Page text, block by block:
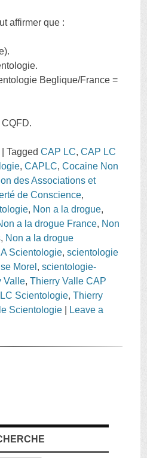
affirmer que :
Beglique/France =
|TaggedCAP LC,CAP LC
,CAPLC,Cocaine Non
des Associations et
de Conscience,
, Non a la drogue,
a la drogue France, Non
, Non a la drogue
Scientologie,scientologie
Morel ,scientologie-
Valle,Thierry Valle CAP
Scientologie,Thierry
Scientologie
Leave a